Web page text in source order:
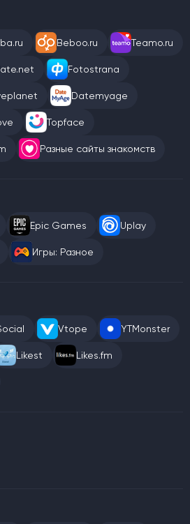
Beboo.ru Teamo.ru
Fotostrana
Datemyage
Topface
Разные сайты знакомств
Epic Games Uplay
Игры: Разное
Vtope YTMonster
Likest Likes.fm